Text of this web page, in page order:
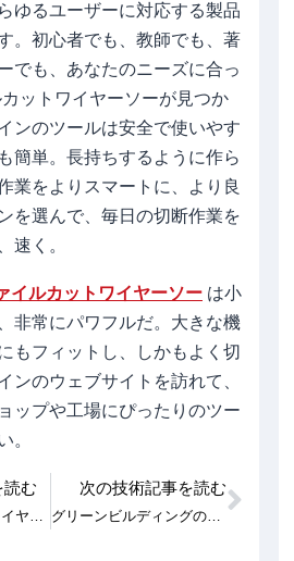
ゆるユーザーに対応する製品
。初心者でも、教師でも、著
でも、あなたのニーズに合っ
ットワイヤーソーが見つか
ンのツールは安全で使いやす
簡単。長持ちするように作ら
業をよりスマートに、より良
を選んで、毎日の切断作業を
速く。
イルカットワイヤーソー は小
非常にパワフルだ。大きな機
もフィットし、しかもよく切
ンのウェブサイトを訪れて、
ップや工場にぴったりのツー
。
読む
ポータブルガラスワイヤーソーマシン：研究室・ワークショップ用
次の技術記事を読む
グリーンビルディングのためのPU断熱材切断の精度 次